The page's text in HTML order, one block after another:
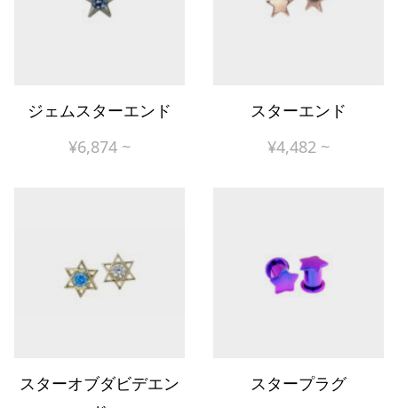
ジェムスターエンド
¥6,874 ~
スターエンド
¥4,482 ~
スターオブダビデエン
スタープラグ